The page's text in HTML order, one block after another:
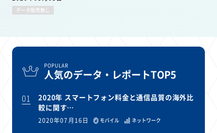
データ販売無し
POPULAR
人気のデータ・レポートTOP5
01
2020年 スマートフォン料金と通信品質の海外比
較に関す…
2020年07月16日 モバイル ネットワーク